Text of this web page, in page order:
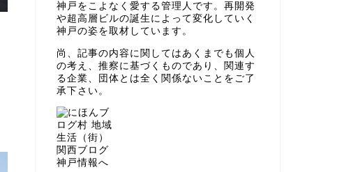
神戸をこよなく愛する管理人です。再開発
や超高層ビルの誕生によって変化していく
神戸の姿を取材しています。
尚、記事の内容に関してはあくまでも個人
の考え、推察に基づくものであり、関連す
る企業、団体とは全く関係ないことをご了
承下さい。